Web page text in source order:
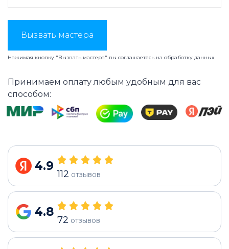
Вызвать мастера
Нажимая кнопку "Вызвать мастера" вы соглашаетесь на обработку данных
Принимаем оплату любым удобным для вас
способом:
4.9
112 отзывов
4.8
72 отзывов